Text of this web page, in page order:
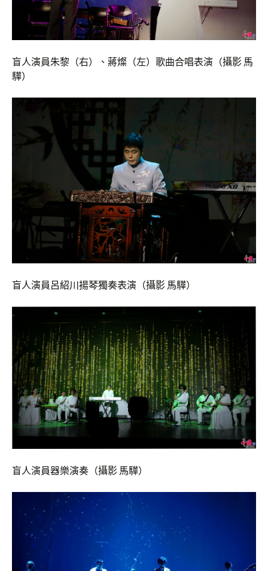
盲人演員朱黎（右）、蔣燦（左）歌曲合唱表演（攝影 馬
驊）
盲人演員呂紹川揚琴獨奏表演（攝影 馬驊）
盲人演員器樂演奏（攝影 馬驊）